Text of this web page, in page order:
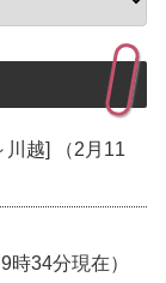
川越] （2月11
時34分現在）